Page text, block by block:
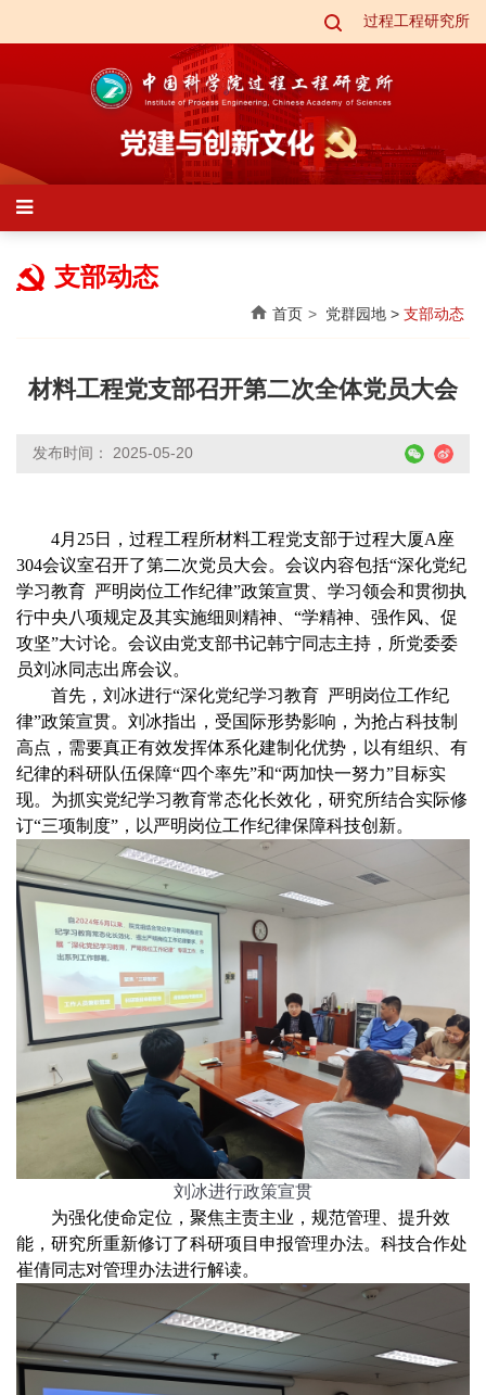
过程工程研究所
支部动态
首页 党群园地 > 支部动态
材料工程党支部召开第二次全体党员大会
发布时间： 2025-05-20
4月25日，过程工程所材料工程党支部于过程大厦A座
304会议室召开了第二次党员大会。会议内容包括“深化党纪
学习教育 严明岗位工作纪律”政策宣贯、学习领会和贯彻执
行中央八项规定及其实施细则精神、“学精神、强作风、促
攻坚”大讨论。会议由党支部书记韩宁同志主持，所党委委
员刘冰同志出席会议。
首先，刘冰进行“深化党纪学习教育 严明岗位工作纪
律”政策宣贯。刘冰指出，受国际形势影响，为抢占科技制
高点，需要真正有效发挥体系化建制化优势，以有组织、有
纪律的科研队伍保障“四个率先”和“两加快一努力”目标实
现。为抓实党纪学习教育常态化长效化，研究所结合实际修
订“三项制度”，以严明岗位工作纪律保障科技创新。
刘冰进行政策宣贯
为强化使命定位，聚焦主责主业，规范管理、提升效
能，研究所重新修订了科研项目申报管理办法。科技合作处
崔倩同志对管理办法进行解读。